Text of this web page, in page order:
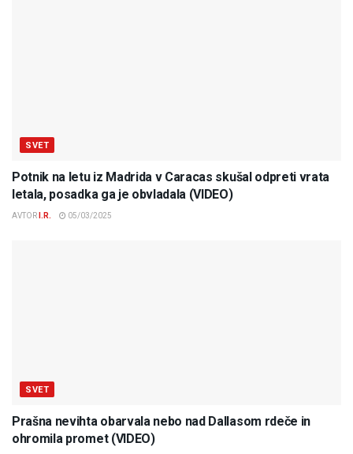
SVET
Potnik na letu iz Madrida v Caracas skušal odpreti vrata
letala, posadka ga je obvladala (VIDEO)
AVTOR I.R. 05/03/2025
SVET
Prašna nevihta obarvala nebo nad Dallasom rdeče in
ohromila promet (VIDEO)